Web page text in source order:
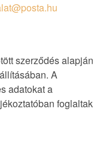
szerződés alapján
A
adatokat a
foglaltak